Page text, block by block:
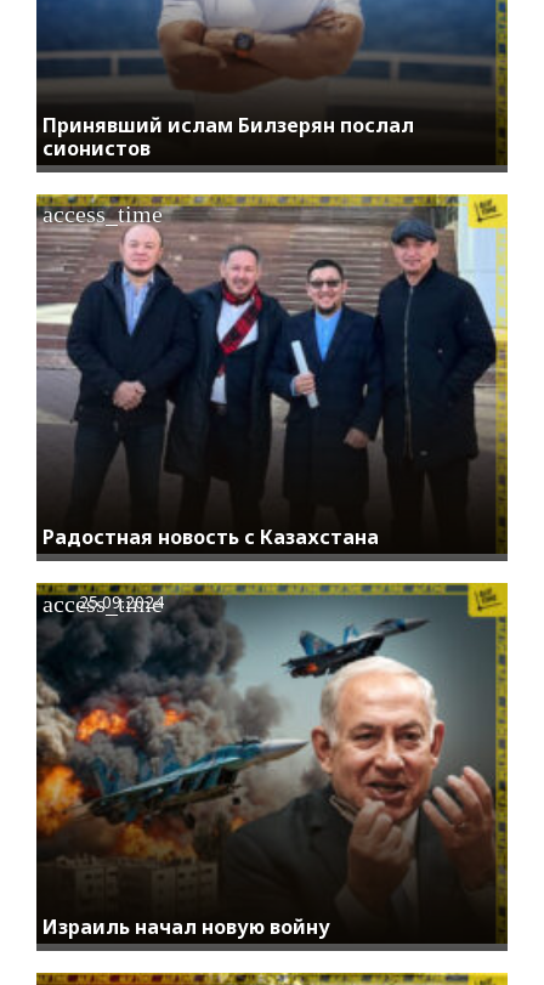
Принявший ислам Билзерян послал
сионистов
Радостная новость с Казахстана
access_time
Израиль начал новую войну
access_time
25.09.2024